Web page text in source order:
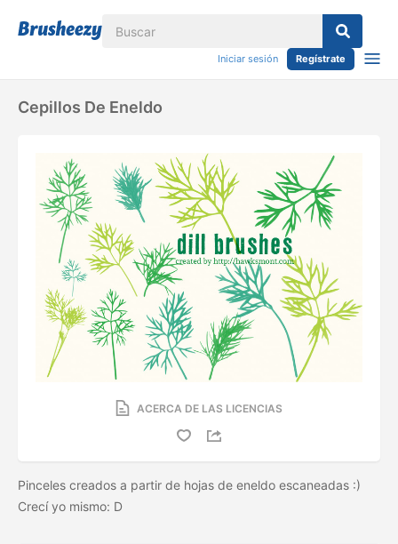
Iniciar sesión Regístrate
Cepillos De Eneldo
ACERCA DE LAS LICENCIAS
Pinceles creados a partir de hojas de eneldo escaneadas :)
Crecí yo mismo: D